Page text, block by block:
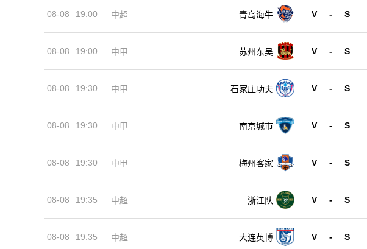
08-08 19:00 中超 青岛海牛 V - S
08-08 19:00 中甲 苏州东吴 V - S
08-08 19:30 中甲 石家庄功夫 V - S
08-08 19:30 中甲 南京城市 V - S
08-08 19:30 中甲 梅州客家 V - S
08-08 19:35 中超 浙江队 V - S
08-08 19:35 中超 大连英博 V - S